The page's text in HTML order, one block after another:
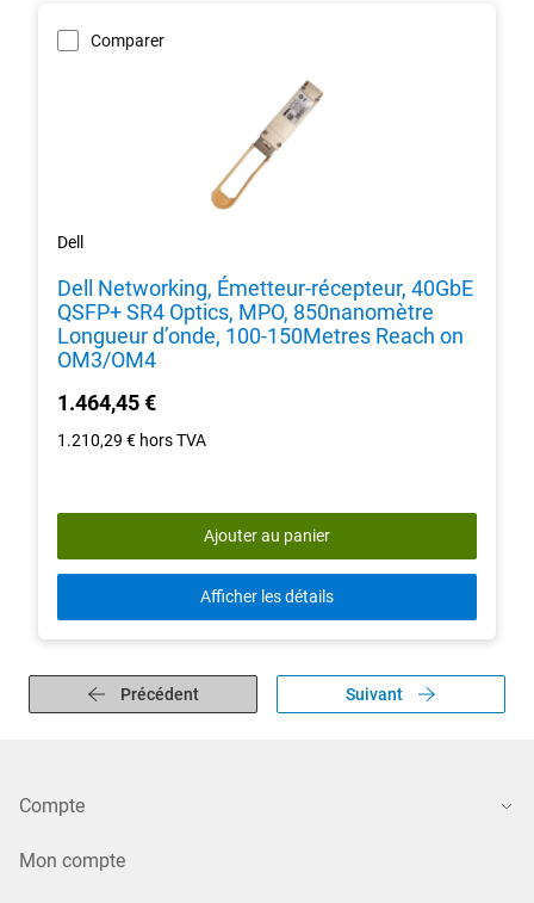
Comparer
Dell
Dell Networking, Émetteur-récepteur, 40GbE
QSFP+ SR4 Optics, MPO, 850nanomètre
Longueur d’onde, 100-150Metres Reach on
OM3/OM4
1.464,45 €
1.210,29 € hors TVA
Ajouter au panier
Afficher les détails
Précédent Suivant
Compte
Mon compte